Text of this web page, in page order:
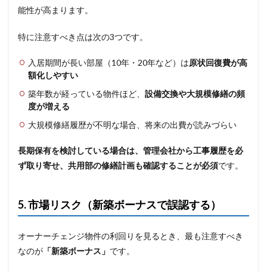
能性が高まります。
特に注意すべき点は次の3つです。
入居期間が長い部屋（10年・20年など）は原状回復費が高
額化しやすい
築年数が経っている物件ほど、 設備交換や大規模修繕の頻
度が増える
大規模修繕履歴が不明な場合、将来の出費が読みづらい
長期保有を検討している場合は、管理会社から工事履歴を必
ず取り寄せ、共用部の修繕計画も確認することが必須です。
5. 市場リスク（新築ボーナスで誤認する）
オーナーチェンジ物件の利回りを見るとき、最も注意すべき
なのが 「新築ボーナス」 です。